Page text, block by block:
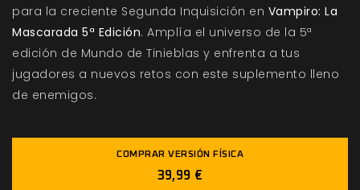
para la creciente Segunda Inquisición en Vampiro: La
Mascarada 5ª Edición. Amplía el universo de la 5ª
edición de Mundo de Tinieblas y enfrenta a tus
jugadores a nuevos retos con este suplemento lleno
de enemigos.
COMPRAR VERSIÓN FÍSICA
39,99 €